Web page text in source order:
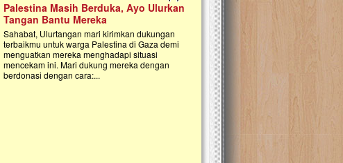
Palestina Masih Berduka, Ayo Ulurkan
Tangan Bantu Mereka
Sahabat, Ulurtangan mari kirimkan dukungan
terbaikmu untuk warga Palestina di Gaza demi
menguatkan mereka menghadapi situasi
mencekam ini. Mari dukung mereka dengan
berdonasi dengan cara:...
Open Donasi Wakaf
Rumah Qur'an & TK Islam
Najjah di Jonggol
Saat ini, Ulurtangan bersama Yayasan
Najjahtul Islam Jonggol sedang merintis
pembangunan Rumah Qur’an dan
kanak Islam Terpadu (TKIT) An Najjah
Gedung Majelis Taklim di Jonggol,...